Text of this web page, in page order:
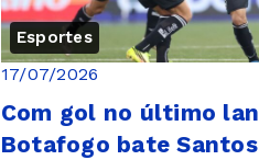
Esportes
17/07/2026
Com gol no último
Botafogo bate